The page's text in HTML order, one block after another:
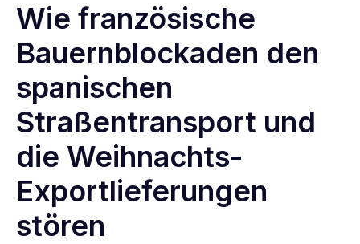
Wie französische
Bauernblockaden den
spanischen
Straßentransport und
die Weihnachts-
Exportlieferungen
stören